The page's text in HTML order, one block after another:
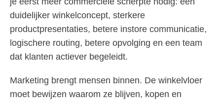
duidelijker winkelconcept, sterkere
productpresentaties, betere instore communicatie,
logischere routing, betere opvolging en een team
dat klanten actiever begeleidt.
Marketing brengt mensen binnen. De winkelvloer
moet bewijzen waarom ze blijven, kopen en